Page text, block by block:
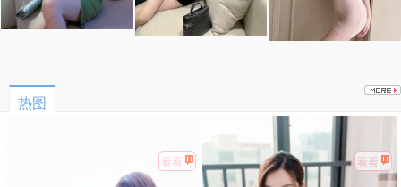
热图
看看 看看